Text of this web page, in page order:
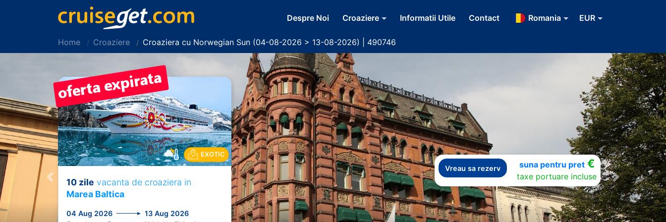
Despre Noi Croaziere Informatii Utile Contact Romania EUR
Home Croaziere Croaziera cu Norwegian Sun (04-08-2026 > 13-08-2026) | 490746
Vreau sa rezerv suna pentru pret€
taxe portuare incluse
Previous Next
EXOTIC
10 zile vacanta de croaziera in
Marea Baltica
04 Aug 2026 13 Aug 2026